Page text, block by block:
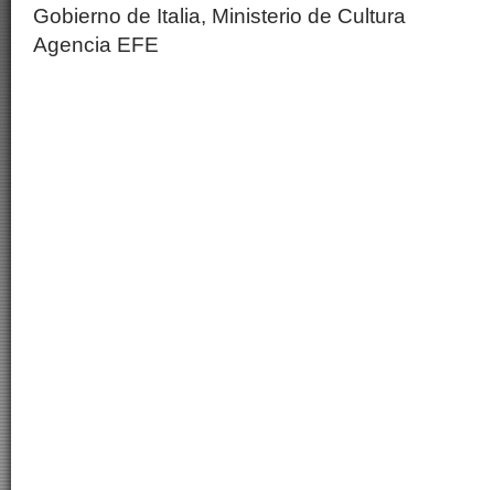
Gobierno de Italia, Ministerio de Cultura
Agencia EFE